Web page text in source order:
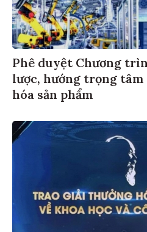
Phê duyệt Chương
lược, hướng trọng
hóa sản phẩm